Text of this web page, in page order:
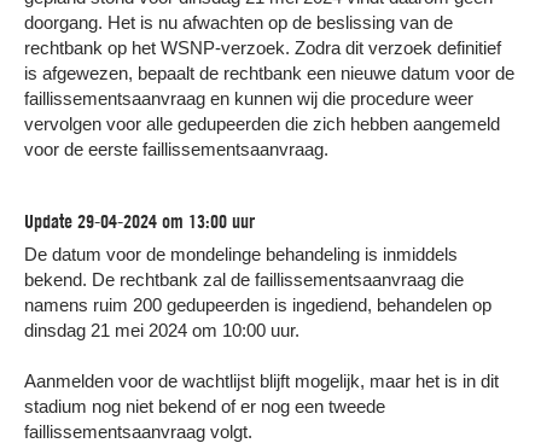
doorgang. Het is nu afwachten op de beslissing van de
rechtbank op het WSNP-verzoek. Zodra dit verzoek definitief
is afgewezen, bepaalt de rechtbank een nieuwe datum voor de
faillissementsaanvraag en kunnen wij die procedure weer
vervolgen voor alle gedupeerden die zich hebben aangemeld
voor de eerste faillissementsaanvraag.
Update 29-04-2024 om 13:00 uur
De datum voor de mondelinge behandeling is inmiddels
bekend. De rechtbank zal de faillissementsaanvraag die
namens ruim 200 gedupeerden is ingediend, behandelen op
dinsdag 21 mei 2024 om 10:00 uur.
Aanmelden voor de wachtlijst blijft mogelijk, maar het is in dit
stadium nog niet bekend of er nog een tweede
faillissementsaanvraag volgt.